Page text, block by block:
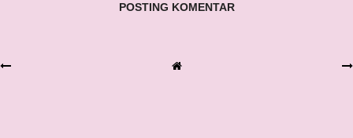
POSTING KOMENTAR